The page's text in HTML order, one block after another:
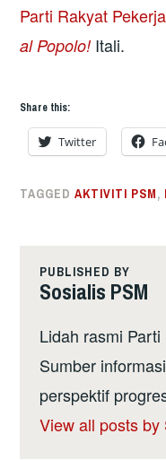
Parti Rakyat
al Popolo! Itali.
Share this:
Twitter
TAGGEDAKTIVITI PSM,
PUBLISHED BY
Sosialis PSM
Lidah rasmi
Sumber
perspektif
View all posts by